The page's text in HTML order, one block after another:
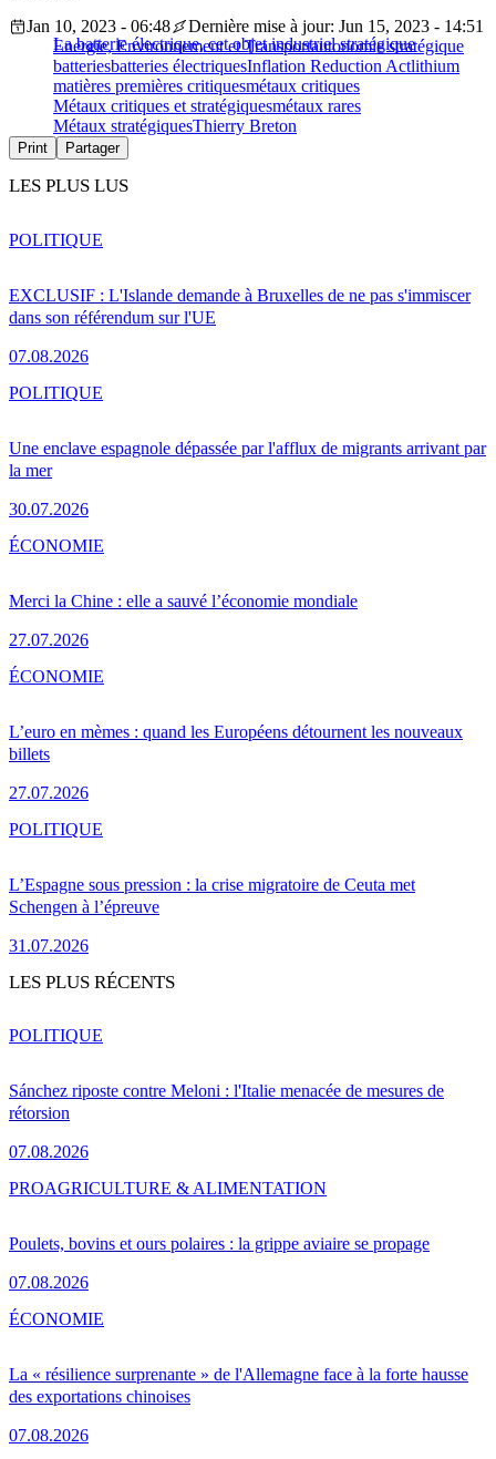
La batterie électrique, cet objet industriel stratégique
Jan 10, 2023 - 06:48
Dernière mise à jour: Jun 15, 2023 - 14:51
Energie, Environnement et Transportautonomie stratégique
batteriesbatteries électriquesInflation Reduction Actlithium
matières premières critiquesmétaux critiques
Métaux critiques et stratégiquesmétaux rares
Métaux stratégiquesThierry Breton
Print Partager
LES PLUS LUS
EXCLUSIF : L'Islande demande à Bruxelles de ne pas s'immiscer
dans son référendum sur l'UE
07.08.2026
POLITIQUE
Une enclave espagnole dépassée par l'afflux de migrants arrivant par
la mer
30.07.2026
POLITIQUE
Merci la Chine : elle a sauvé l’économie mondiale
27.07.2026
ÉCONOMIE
L’euro en mèmes : quand les Européens détournent les nouveaux
billets
27.07.2026
ÉCONOMIE
L’Espagne sous pression : la crise migratoire de Ceuta met
Schengen à l’épreuve
31.07.2026
POLITIQUE
LES PLUS RÉCENTS
Sánchez riposte contre Meloni : l'Italie menacée de mesures de
rétorsion
07.08.2026
POLITIQUE
Poulets, bovins et ours polaires : la grippe aviaire se propage
07.08.2026
PROAGRICULTURE & ALIMENTATION
La « résilience surprenante » de l'Allemagne face à la forte hausse
des exportations chinoises
07.08.2026
ÉCONOMIE